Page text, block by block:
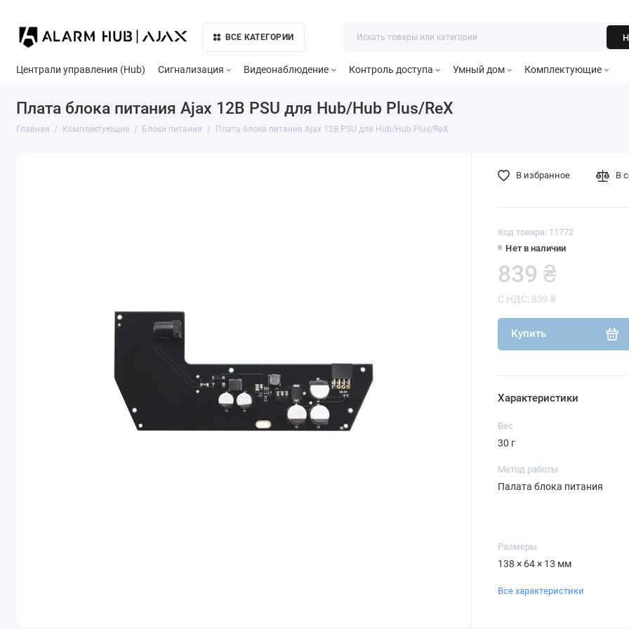
ВСЕ КАТЕГОРИИ
Централи управления (Hub) Сигнализация Видеонаблюдение Контроль доступа Умный дом Комплектующие
Плата блока питания Ajax 12В PSU для Hub/Hub Plus/ReX
Главная Комплектующие Блоки питания Плата блока питания Ajax 12В PSU для Hub/Hub Plus/ReX
Код товара: 11772
Нет в наличии
839 ₴
С НДС: 839 ₴
Купить
В избранное В
Характеристики
Вес
30 г
Метод работы
Палата блока питания
Размеры
138 × 64 × 13 мм
Все характеристики